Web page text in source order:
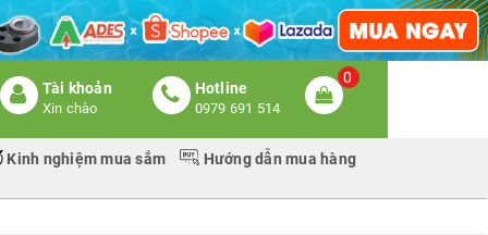
Tài khoản
Xin chào
Hotline
0979 691 514
0
Kinh nghiệm mua sắm Hướng dẫn mua hàng